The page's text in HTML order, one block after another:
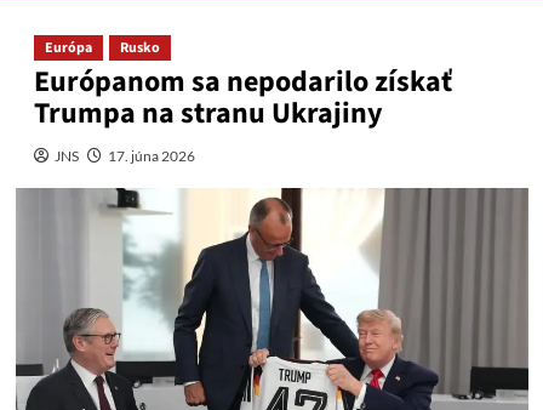
Európa Rusko
Európanom sa nepodarilo získať
Trumpa na stranu Ukrajiny
JNS 17. júna 2026